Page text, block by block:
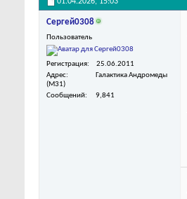
Сергей0308
Пользователь
Регистрация
25.06.2011
Адрес
Галактика Андромеды
(M31)
Сообщений
9,841